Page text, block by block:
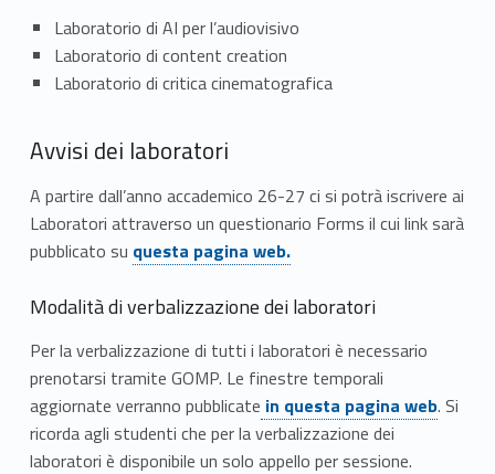
s
o
d
i
l
a
u
r
e
a
Laboratorio di AI per l’audiovisivo
Laboratorio di content creation
Laboratorio di critica cinematografica
Avvisi dei laboratori
A partire dall’anno accademico 26-27 ci si potrà iscrivere ai
Laboratori attraverso un questionario Forms il cui link sarà
pubblicato su questa pagina web.
Modalità di verbalizzazione dei laboratori
Per la verbalizzazione di tutti i laboratori è necessario
prenotarsi tramite GOMP. Le finestre temporali
aggiornate verranno pubblicate Link identifier #identifier__115891-2in questa pagina web. Si
ricorda agli studenti che per la verbalizzazione dei
laboratori è disponibile un solo appello per sessione.